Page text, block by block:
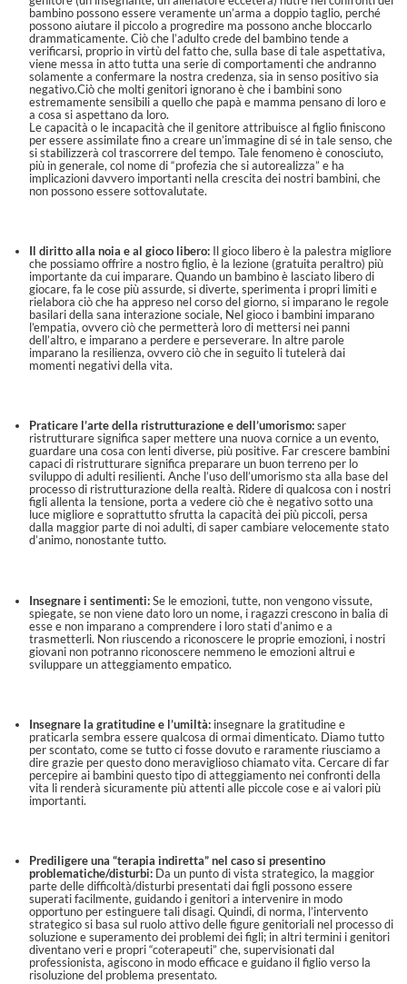
bambino possono essere veramente un’arma a doppio taglio, perché
possono aiutare il piccolo a progredire ma possono anche bloccarlo
drammaticamente. Ciò che l’adulto crede del bambino tende a
verificarsi, proprio in virtù del fatto che, sulla base di tale aspettativa,
viene messa in atto tutta una serie di comportamenti che andranno
solamente a confermare la nostra credenza, sia in senso positivo sia
negativo.Ciò che molti genitori ignorano è che i bambini sono
estremamente sensibili a quello che papà e mamma pensano di loro e
a cosa si aspettano da loro.
Le capacità o le incapacità che il genitore attribuisce al figlio finiscono
per essere assimilate fino a creare un’immagine di sé in tale senso, che
si stabilizzerà col trascorrere del tempo. Tale fenomeno è conosciuto,
più in generale, col nome di “profezia che si autorealizza” e ha
implicazioni davvero importanti nella crescita dei nostri bambini, che
non possono essere sottovalutate.
Il diritto alla noia e al gioco libero:Il gioco libero è la palestra migliore
che possiamo offrire a nostro figlio, è la lezione (gratuita peraltro) più
importante da cui imparare. Quando un bambino è lasciato libero di
giocare, fa le cose più assurde, si diverte, sperimenta i propri limiti e
rielabora ciò che ha appreso nel corso del giorno, si imparano le regole
basilari della sana interazione sociale, Nel gioco i bambini imparano
l’empatia, ovvero ciò che permetterà loro di mettersi nei panni
dell’altro, e imparano a perdere e perseverare. In altre parole
imparano la resilienza, ovvero ciò che in seguito li tutelerà dai
momenti negativi della vita.
Praticare l’arte della ristrutturazione e dell’umorismo:saper
ristrutturare significa saper mettere una nuova cornice a un evento,
guardare una cosa con lenti diverse, più positive. Far crescere bambini
capaci di ristrutturare significa preparare un buon terreno per lo
sviluppo di adulti resilienti. Anche l’uso dell’umorismo sta alla base del
processo di ristrutturazione della realtà. Ridere di qualcosa con i nostri
figli allenta la tensione, porta a vedere ciò che è negativo sotto una
luce migliore e soprattutto sfrutta la capacità dei più piccoli, persa
dalla maggior parte di noi adulti, di saper cambiare velocemente stato
d’animo, nonostante tutto.
Insegnare i sentimenti:Se le emozioni, tutte, non vengono vissute,
spiegate, se non viene dato loro un nome, i ragazzi crescono in balia di
esse e non imparano a comprendere i loro stati d’animo e a
trasmetterli. Non riuscendo a riconoscere le proprie emozioni, i nostri
giovani non potranno riconoscere nemmeno le emozioni altrui e
sviluppare un atteggiamento empatico.
Insegnare la gratitudine e l’umiltà:insegnare la gratitudine e
praticarla sembra essere qualcosa di ormai dimenticato. Diamo tutto
per scontato, come se tutto ci fosse dovuto e raramente riusciamo a
dire grazie per questo dono meraviglioso chiamato vita. Cercare di far
percepire ai bambini questo tipo di atteggiamento nei confronti della
vita li renderà sicuramente più attenti alle piccole cose e ai valori più
importanti.
Prediligere una “terapia indiretta” nel caso si presentino
problematiche/disturbi:Da un punto di vista strategico, la maggior
parte delle difficoltà/disturbi presentati dai figli possono essere
superati facilmente, guidando i genitori a intervenire in modo
opportuno per estinguere tali disagi. Quindi, di norma, l’intervento
strategico si basa sul ruolo attivo delle figure genitoriali nel processo di
soluzione e superamento dei problemi dei figli; in altri termini i genitori
diventano veri e propri “coterapeuti” che, supervisionati dal
professionista, agiscono in modo efficace e guidano il figlio verso la
risoluzione del problema presentato.